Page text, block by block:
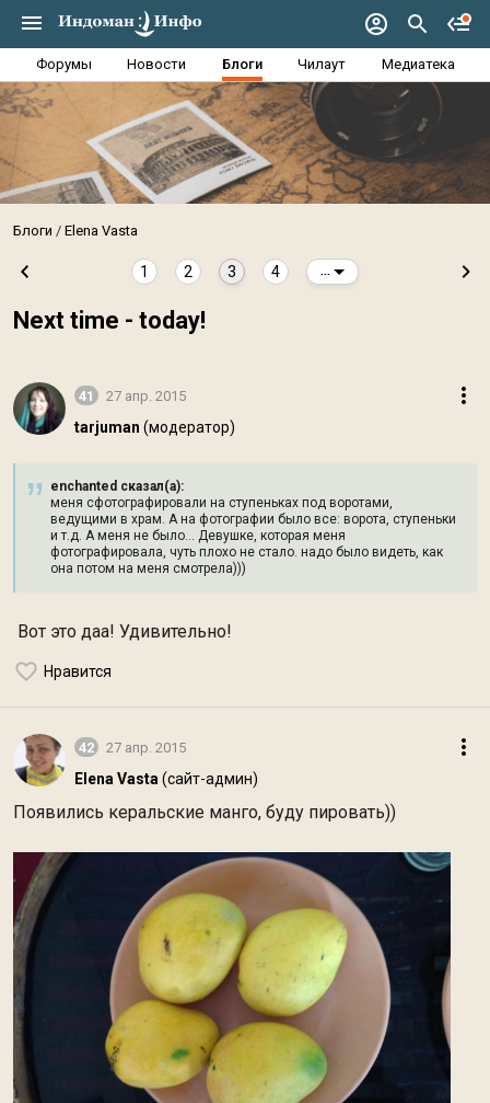
Форумы Новости Блоги Чилаут Медиатека
Блоги Elena Vasta
1 2 3 4
Next time - today!
41 27 апр. 2015
tarjuman (модератор)
enchanted сказал(а):
меня сфотографировали на ступеньках под воротами,
ведущими в храм. А на фотографии было все: ворота, ступеньки
и т.д. А меня не было... Девушке, которая меня
фотографировала, чуть плохо не стало. надо было видеть, как
она потом на меня смотрела)))
Вот это даа! Удивительно!
Нравится
42 27 апр. 2015
Elena Vasta (сайт-админ)
Появились керальские манго, буду пировать))